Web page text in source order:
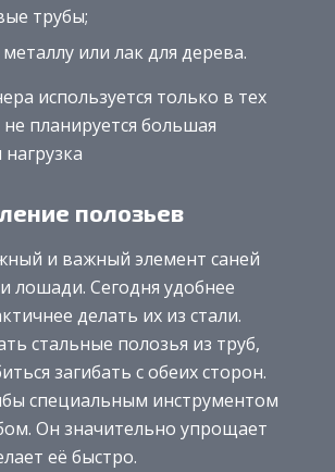
трубы;
или лак для дерева.
используется только в тех
не планируется большая
полозьев
и важный элемент саней
лошади. Сегодня удобнее
делать их из стали.
стальные полозья из труб,
загибать с обеих сторон.
специальным инструментом
Он значительно упрощает
её быстро.